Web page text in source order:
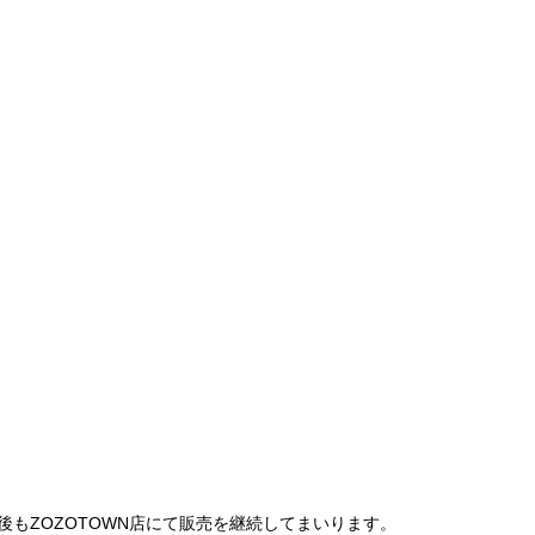
ZOZOTOWN店にて販売を継続してまいります。